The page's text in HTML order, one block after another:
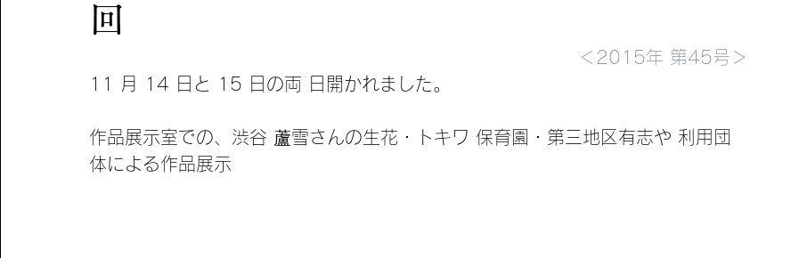
回
＜2015年 第45号＞
11 月 14 日と 15 日の両 日開かれました。
作品展示室での、渋谷 蘆雪さんの生花・トキワ 保育園・第三地区有志や 利用団
体による作品展示